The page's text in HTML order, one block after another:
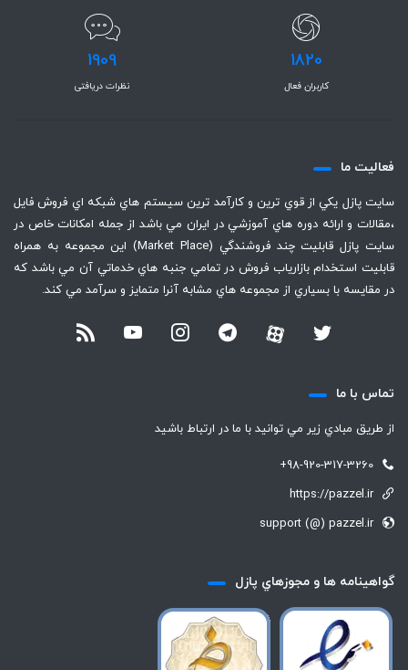
1820
کاربران فعال
1909
نظرات دریافتی
فعاليت ما
سايت پازل يكي از قوي ترين و كارآمد ترين سيستم هاي شبكه اي فروش فايل
،‌مقالات و ارائه دوره هاي آموزشي در ايران مي باشد از جمله امكانات خاص در
سايت پازل قابليت چند فروشندگي (Market Place) اين مجموعه به همراه
قابليت استخدام بازارياب فروش در تمامي جنبه هاي خدماتي آن مي باشد كه
در مقايسه با بسياري از مجموعه هاي مشابه آنرا متمايز و سرآمد مي كند.
تماس با ما
از طريق مبادي زير مي توانيد با ما در ارتباط باشيد
+98-920-317-3260
https://pazzel.ir
support (@) pazzel.ir
گواهينامه ها و مجوزهاي پازل